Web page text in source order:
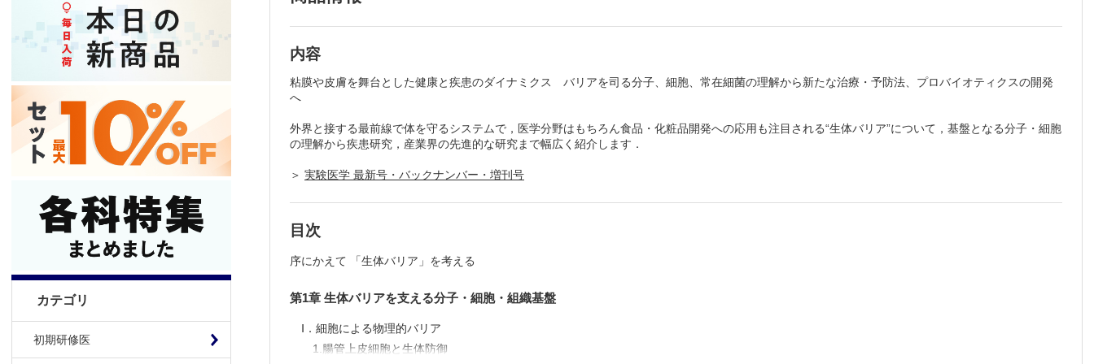
カテゴリ
初期研修医
連性
身疾患
1．消化管疾患に対する糞便微生物移植法の将来展望
2．オルガノイド移植による腸上皮再生と臨床応用
4．IgA抗体誘導型経鼻インフルエンザワクチンによる感染症の制御
応用
1．形質細胞様樹状細胞を活性化する乳酸菌
4．プロバイオティクスと腸管バリア
内容
粘膜や皮膚を舞台とした健康と疾患のダイナミクス バリアを司る分子、細胞、常在細菌の理解から新たな治療・予防法、プロバイオティクスの開発
へ
外界と接する最前線で体を守るシステムで，医学分野はもちろん食品・化粧品開発への応用も注目される“生体バリア”について，基盤となる分子・細胞
の理解から疾患研究，産業界の先進的な研究まで幅広く紹介します．
＞ 実験医学 最新号・バックナンバー・増刊号
目次
序にかえて 「生体バリア」を考える
第1章 生体バリアを支える分子・細胞・組織基盤
Ⅰ．細胞による物理的バリア
1.腸管上皮細胞と生体防御